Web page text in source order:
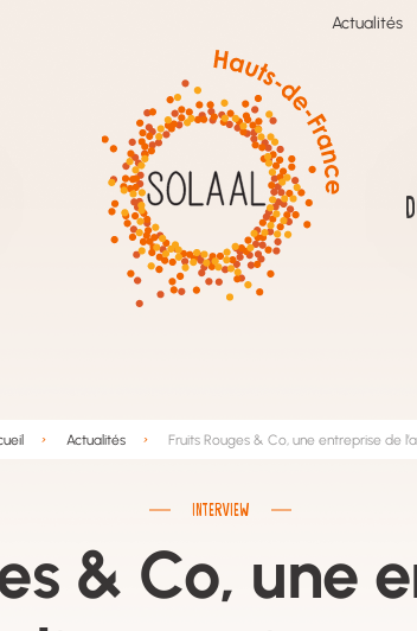
Actualités
Actualités Fruits Rouges & Co, une entreprise de
INTERVIEW
& Co, une